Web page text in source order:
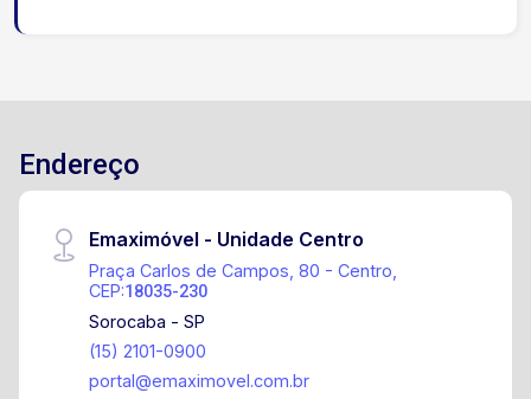
Endereço
Emaximóvel - Unidade Centro
Praça Carlos de Campos, 80 - Centro,
CEP:18035-230
Sorocaba - SP
(15) 2101-0900
portal@emaximovel.com.br